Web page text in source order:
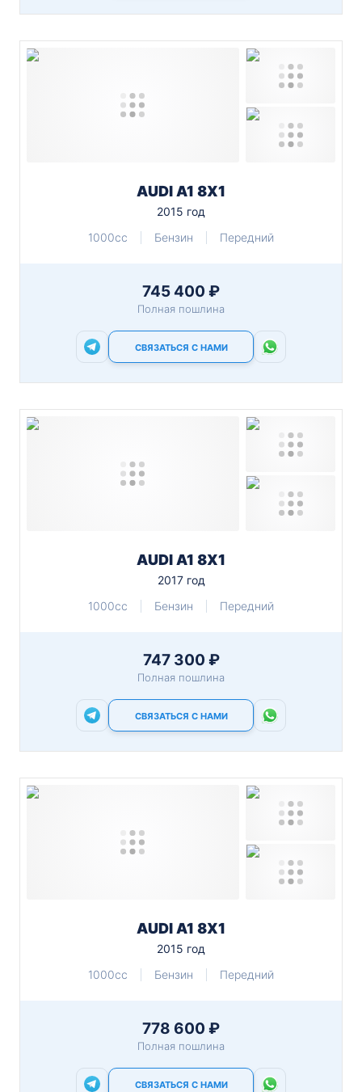
AUDI A1 8X1
2015 год
1000cc
Бензин Передний
745 400 ₽
Полная пошлина
СВЯЗАТЬСЯ С НАМИ
AUDI A1 8X1
2017 год
1000cc
Бензин Передний
747 300 ₽
Полная пошлина
СВЯЗАТЬСЯ С НАМИ
AUDI A1 8X1
2015 год
1000cc
Бензин Передний
778 600 ₽
Полная пошлина
СВЯЗАТЬСЯ С НАМИ